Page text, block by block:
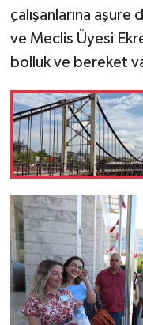
çalışanlarına aşure
ve Meclis Üyesi
bolluk ve bereket